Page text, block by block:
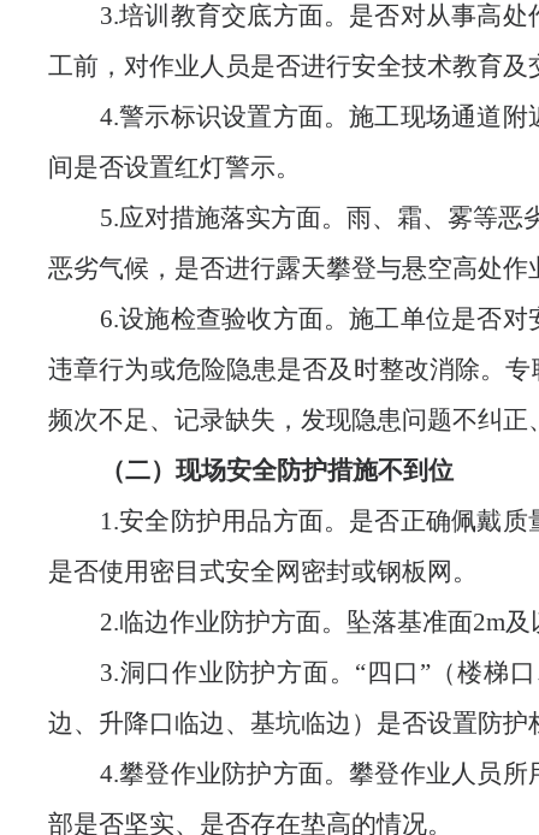
3.培训教育交底方面。是否对从事高
工前，对作业人员是否进行安全技术教育
4.警示标识设置方面。施工现场通道
间是否设置红灯警示。
5.应对措施落实方面。雨、霜、雾等恶
恶劣气候，是否进行露天攀登与悬空高处作
6.设施检查验收方面。施工单位是否
违章行为或危险隐患是否及时整改消除。
频次不足、记录缺失，发现隐患问题不纠
（二）现场安全防护措施不到位
1.安全防护用品方面。是否正确佩戴
是否使用密目式安全网密封或钢板网。
2.临边作业防护方面。坠落基准面2m
3.洞口作业防护方面。 “四口”（楼梯
边、升降口临边、基坑临边 ） 是否设置防护
4.攀登作业防护方面。攀登作业人员
部是否坚实、是否存在垫高的情况。